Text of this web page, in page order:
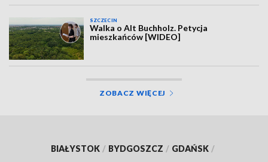
SZCZECIN
Walka o Alt Buchholz. Petycja
mieszkańców [WIDEO]
ZOBACZ WIĘCEJ
BIAŁYSTOK / BYDGOSZCZ / GDAŃSK /